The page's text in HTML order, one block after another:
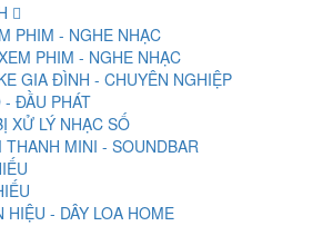
PHIM - NGHE NHẠC
PHIM - NGHE NHẠC
GIA ĐÌNH - CHUYÊN NGHIỆP
- ĐẦU PHÁT
XỬ LÝ NHẠC SỐ
THANH MINI - SOUNDBAR
HIỆU - DÂY LOA HOME